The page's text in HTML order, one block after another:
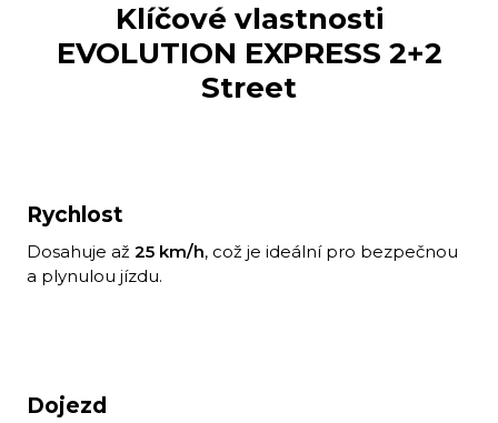
Klíčové vlastnosti
EVOLUTION EXPRESS 2+2
Street
Rychlost
Dosahuje až 25 km/h, což je ideální pro bezpečnou
a plynulou jízdu.
Dojezd